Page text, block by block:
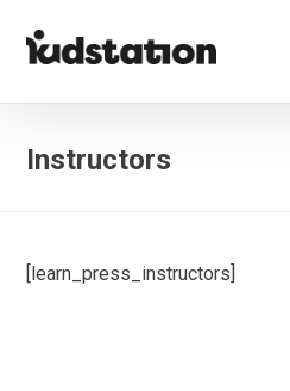
Instructors
[learn_press_instructors]